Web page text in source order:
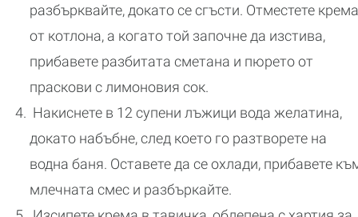
разбърквайте, докато се сгъсти. Отместете крема
от котлона, а когато той започне да изстива,
прибавете разбитата сметана и пюрето от
праскови с лимоновия сок.
Накиснете в 12 супени лъжици вода желатина,
докато набъбне, след което го разтворете на
водна баня. Оставете да се охлади, прибавете
млечната смес и разбъркайте.